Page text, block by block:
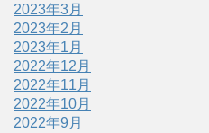
2023年3月
2023年2月
2023年1月
2022年12月
2022年11月
2022年10月
2022年9月